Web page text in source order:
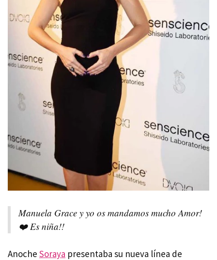
Manuela Grace y yo os mandamos mucho Amor!
❤️ Es niña!!
Anoche Soraya presentaba su nueva línea de